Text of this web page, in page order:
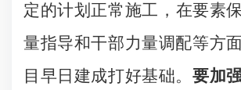
定的计划正常施工， 在要素
量指导和干部力量调配等方
目早日建成打好基础。要加